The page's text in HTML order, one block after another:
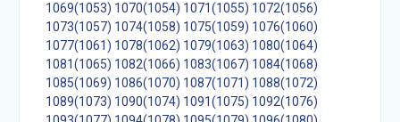
1069(1053) 1070(1054) 1071(1055) 1072(1056)
1073(1057) 1074(1058) 1075(1059) 1076(1060)
1077(1061) 1078(1062) 1079(1063) 1080(1064)
1081(1065) 1082(1066) 1083(1067) 1084(1068)
1085(1069) 1086(1070) 1087(1071) 1088(1072)
1089(1073) 1090(1074) 1091(1075) 1092(1076)